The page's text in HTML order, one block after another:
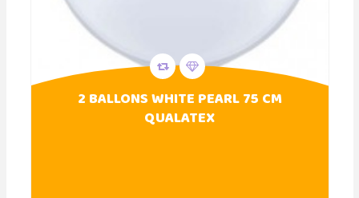
2 BALLONS WHITE PEARL 75 CM
QUALATEX